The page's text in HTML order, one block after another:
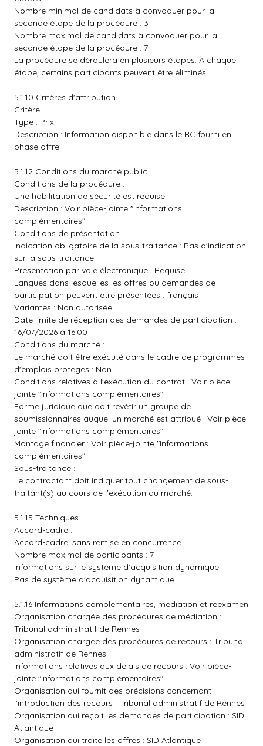
Nombre minimal de candidats à convoquer pour la
seconde étape de la procédure : 3
Nombre maximal de candidats à convoquer pour la
seconde étape de la procédure : 7
La procédure se déroulera en plusieurs étapes. À chaque
étape, certains participants peuvent être éliminés
5.1.10 Critères d'attribution
Critère :
Type : Prix
Description : Information disponible dans le RC fourni en
phase offre
5.1.12 Conditions du marché public
Conditions de la procédure :
Une habilitation de sécurité est requise
Description : Voir pièce-jointe "Informations
complémentaires"
Conditions de présentation :
Indication obligatoire de la sous-traitance : Pas d'indication
sur la sous-traitance
Présentation par voie électronique : Requise
Langues dans lesquelles les offres ou demandes de
participation peuvent être présentées : français
Variantes : Non autorisée
Date limite de réception des demandes de participation :
16/07/2026 à 16:00
Conditions du marché :
Le marché doit être exécuté dans le cadre de programmes
d'emplois protégés : Non
Conditions relatives à l'exécution du contrat : Voir pièce-
jointe "Informations complémentaires"
Forme juridique que doit revêtir un groupe de
soumissionnaires auquel un marché est attribué : Voir pièce-
jointe "Informations complémentaires"
Montage financier : Voir pièce-jointe "Informations
complémentaires"
Sous-traitance :
Le contractant doit indiquer tout changement de sous-
traitant(s) au cours de l'exécution du marché.
5.1.15 Techniques
Accord-cadre :
Accord-cadre, sans remise en concurrence
Nombre maximal de participants : 7
Informations sur le système d'acquisition dynamique :
Pas de système d'acquisition dynamique
5.1.16 Informations complémentaires, médiation et réexamen
Organisation chargée des procédures de médiation :
Tribunal administratif de Rennes
Organisation chargée des procédures de recours : Tribunal
administratif de Rennes
Informations relatives aux délais de recours : Voir pièce-
jointe "Informations complémentaires"
Organisation qui fournit des précisions concernant
l'introduction des recours : Tribunal administratif de Rennes
Organisation qui reçoit les demandes de participation : SID
Atlantique
Organisation qui traite les offres : SID Atlantique